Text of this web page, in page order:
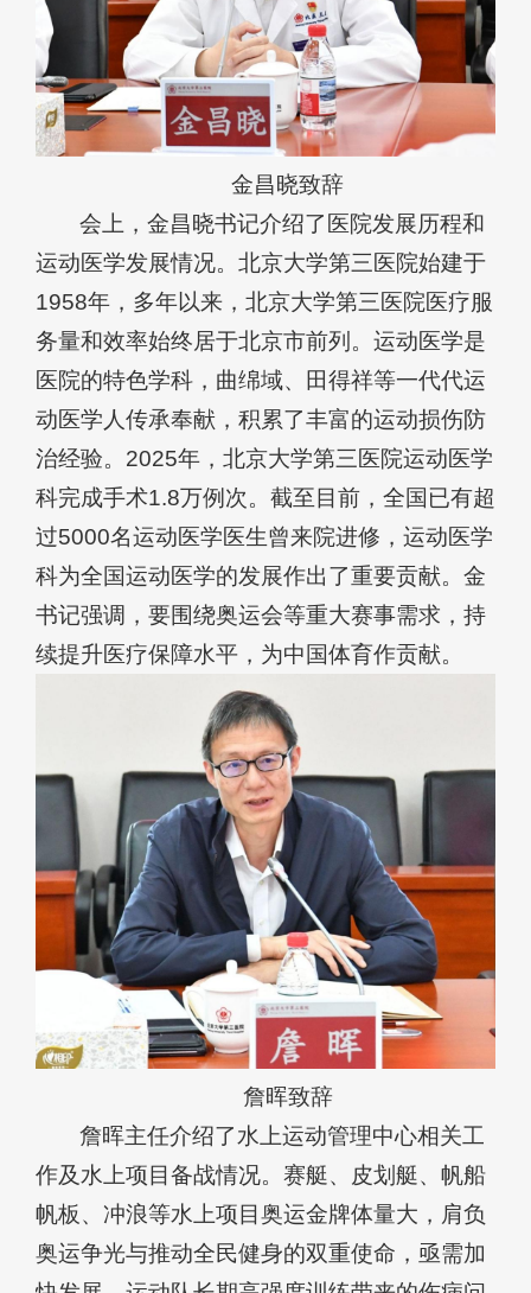
金昌晓致辞
会上，金昌晓书记介绍了医院发展历程和
运动医学发展情况。北京大学第三医院始建于
1958年，多年以来，北京大学第三医院医疗服
务量和效率始终居于北京市前列。运动医学是
医院的特色学科，曲绵域、田得祥等一代代运
动医学人传承奉献，积累了丰富的运动损伤防
治经验。2025年，北京大学第三医院运动医学
科完成手术1.8万例次。截至目前，全国已有超
过5000名运动医学医生曾来院进修，运动医学
科为全国运动医学的发展作出了重要贡献。金
书记强调，要围绕奥运会等重大赛事需求，持
续提升医疗保障水平，为中国体育作贡献。
詹晖致辞
詹晖主任介绍了水上运动管理中心相关工
作及水上项目备战情况。赛艇、皮划艇、帆船
帆板、冲浪等水上项目奥运金牌体量大，肩负
奥运争光与推动全民健身的双重使命，亟需加